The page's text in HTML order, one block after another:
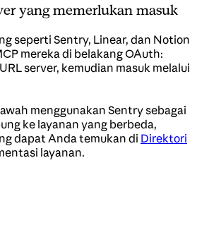
yang memerlukan masuk
seperti Sentry, Linear, dan Notion
mereka di belakang OAuth:
server, kemudian masuk melalui
menggunakan Sentry sebagai
ke layanan yang berbeda,
dapat Anda temukan di Direktori
layanan.